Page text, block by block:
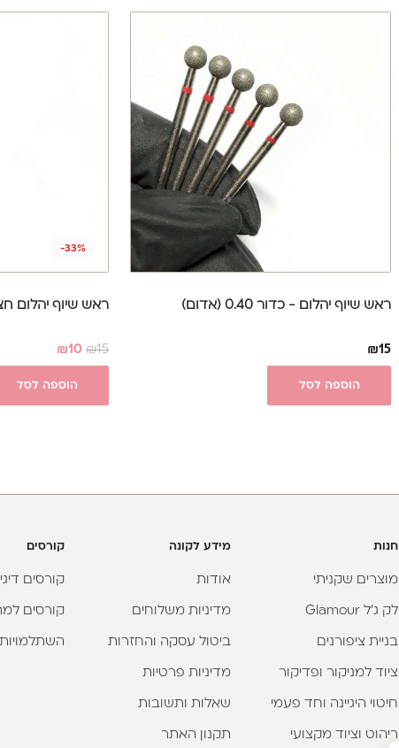
ראש שיוף יהלום - כדור 0.40 (אדום)
₪15
הוספה לסל
-33%
ראש שיוף יהלום
₪15
₪10
הוספה לסל
חנות
מוצרים שקניתי
לק ג'ל Glamour
בניית ציפורנים
ציוד למניקור ופדיקור
חיטוי היגיינה וחד פעמי
ריהוט וציוד מקצועי
מידע לקונה
אודות
מדיניות משלוחים
ביטול עסקה והחזרות
מדיניות פרטיות
שאלות ותשובות
תקנון האתר
קורסים
קורסים
קורסים
השתלמויות